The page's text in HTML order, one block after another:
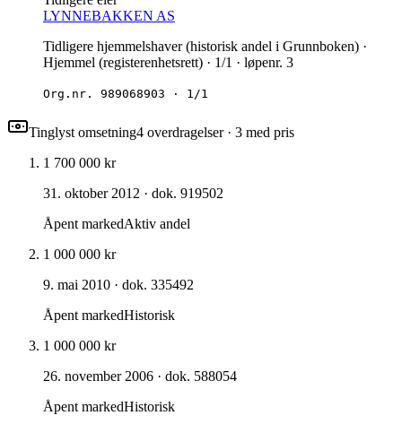
LYNNEBAKKEN AS
Tidligere hjemmelshaver (historisk andel i Grunnboken) ·
Hjemmel (registerenhetsrett) · 1/1 · løpenr. 3
Org.nr. 989068903 · 1/1
Tinglyst omsetning4 overdragelser· 3 med pris
1 700 000 kr
31. oktober 2012 · dok. 919502
Åpent markedAktiv andel
1 000 000 kr
9. mai 2010 · dok. 335492
Åpent markedHistorisk
1 000 000 kr
26. november 2006 · dok. 588054
Åpent markedHistorisk